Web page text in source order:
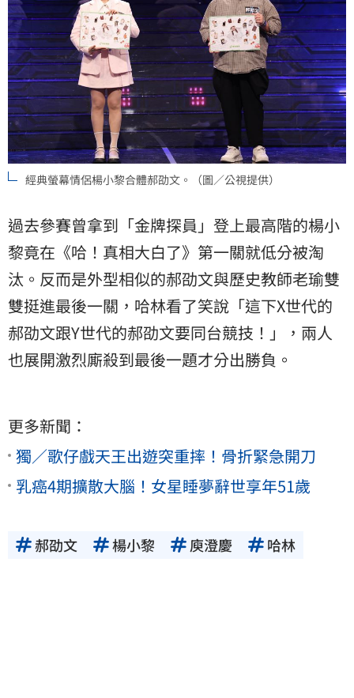
經典螢幕情侶楊小黎合體郝劭文。（圖／公視提供）
過去參賽曾拿到「金牌探員」登上最高階的楊小
黎竟在《哈！真相大白了》第一關就低分被淘
汰。反而是外型相似的郝劭文與歷史教師老瑜雙
雙挺進最後一關，哈林看了笑說「這下X世代的
郝劭文跟Y世代的郝劭文要同台競技！」，兩人
也展開激烈廝殺到最後一題才分出勝負。
更多新聞：
獨／歌仔戲天王出遊突重摔！骨折緊急開刀
乳癌4期擴散大腦！女星睡夢辭世享年51歲
郝劭文 楊小黎 庾澄慶 哈林